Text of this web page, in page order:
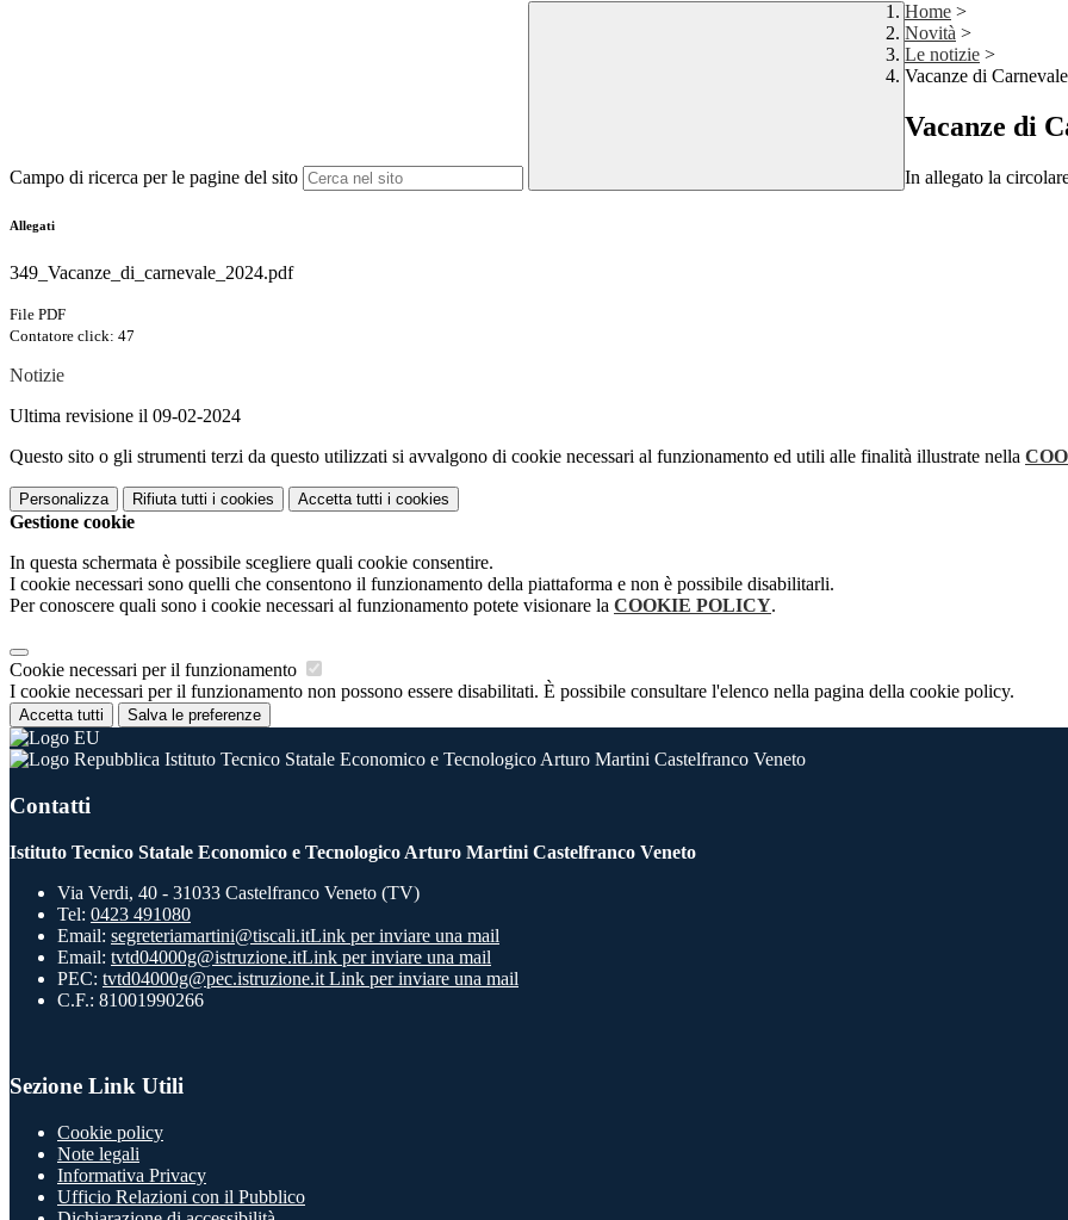
Campo di ricerca per le pagine del sito
Home >
Novità >
Le notizie >
Vacanze di Carnevale
Vacanze di
In allegato la
Allegati
349_Vacanze_di_carnevale_2024.pdf
File PDF
Contatore click: 47
Notizie
Ultima revisione il 09-02-2024
Questo sito o gli strumenti terzi da questo utilizzati si avvalgono di cookie necessari al funzionamento ed utili alle finalità illustrate nella
Personalizza Rifiuta tutti i cookies Accetta tutti i cookies
Gestione cookie
In questa schermata è possibile scegliere quali cookie consentire.
I cookie necessari sono quelli che consentono il funzionamento della piattaforma e non è possibile disabilitarli.
Per conoscere quali sono i cookie necessari al funzionamento potete visionare la COOKIE POLICY.
Cookie necessari per il funzionamento
I cookie necessari per il funzionamento non possono essere disabilitati. È possibile consultare l'elenco nella pagina della cookie policy.
Accetta tutti Salva le preferenze
Istituto Tecnico Statale Economico e Tecnologico Arturo Martini Castelfranco Veneto
Contatti
Istituto Tecnico Statale Economico e Tecnologico Arturo Martini Castelfranco Veneto
Via Verdi, 40 - 31033 Castelfranco Veneto (TV)
Tel: 0423 491080
Email: segreteriamartini@tiscali.itLink per inviare una mail
Email: tvtd04000g@istruzione.itLink per inviare una mail
PEC: tvtd04000g@pec.istruzione.it Link per inviare una mail
C.F.: 81001990266
Sezione Link Utili
Cookie policy
Note legali
Informativa Privacy
Ufficio Relazioni con il Pubblico